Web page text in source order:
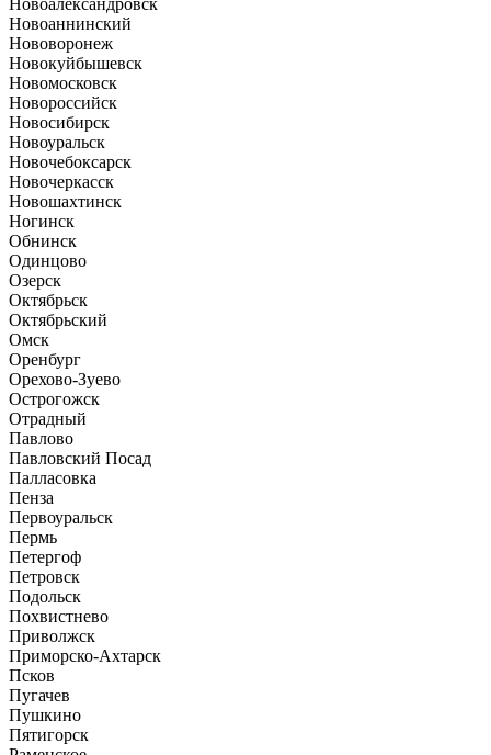
Новоалександровск
Новоаннинский
Нововоронеж
Новокуйбышевск
Новомосковск
Новороссийск
Новосибирск
Новоуральск
Новочебоксарск
Новочеркасск
Новошахтинск
Ногинск
Обнинск
Одинцово
Озерск
Октябрьск
Октябрьский
Омск
Оренбург
Орехово-Зуево
Острогожск
Отрадный
Павлово
Павловский Посад
Палласовка
Пенза
Первоуральск
Пермь
Петергоф
Петровск
Подольск
Похвистнево
Приволжск
Приморско-Ахтарск
Псков
Пугачев
Пушкино
Пятигорск